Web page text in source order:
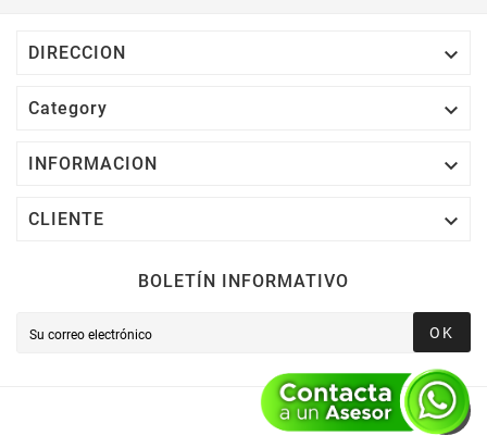
DIRECCION 
Category 
INFORMACION 
CLIENTE 
BOLETÍN INFORMATIVO
OK